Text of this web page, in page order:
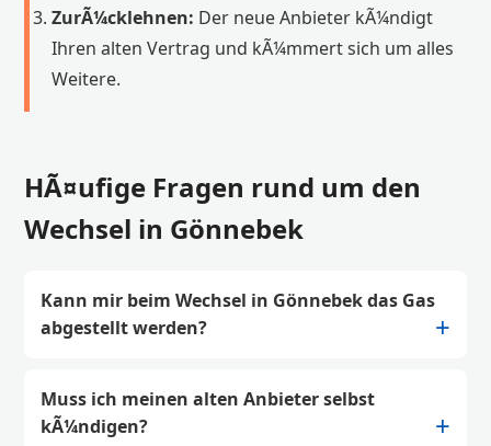
ZurÃ¼cklehnen: Der neue Anbieter kÃ¼ndigt
Ihren alten Vertrag und kÃ¼mmert sich um alles
Weitere.
HÃ¤ufige Fragen rund um den
Wechsel in Gönnebek
Kann mir beim Wechsel in Gönnebek das Gas
abgestellt werden?
Muss ich meinen alten Anbieter selbst
kÃ¼ndigen?